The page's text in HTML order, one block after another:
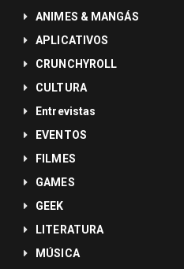
ANIMES & MANGÁS
APLICATIVOS
CRUNCHYROLL
CULTURA
Entrevistas
EVENTOS
FILMES
GAMES
GEEK
LITERATURA
MÚSICA